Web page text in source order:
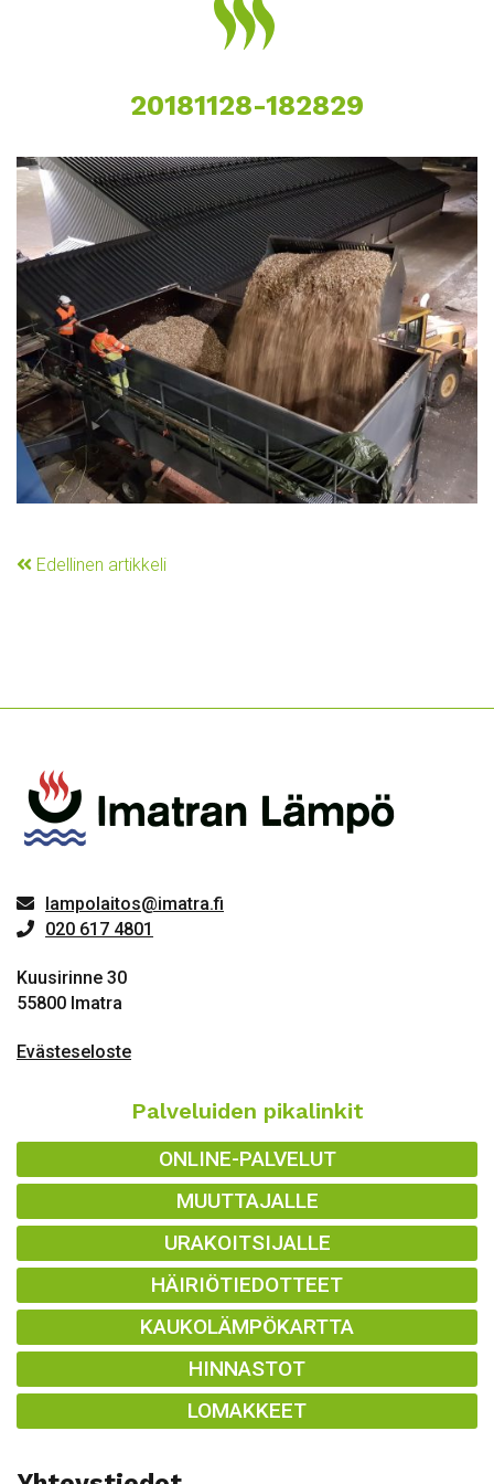
20181128-182829
Edellinen artikkeli
lampolaitos@imatra.fi
020 617 4801
Kuusirinne 30
55800 Imatra
Evästeseloste
Palveluiden pikalinkit
ONLINE-PALVELUT
MUUTTAJALLE
URAKOITSIJALLE
HÄIRIÖTIEDOTTEET
KAUKOLÄMPÖKARTTA
HINNASTOT
LOMAKKEET